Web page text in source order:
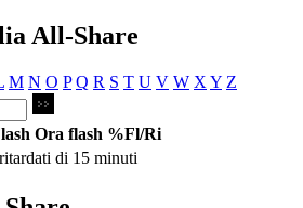
All-Share
M N O P Q R S T U V W X Y Z
Ora flash %Fl/Ri
di 15 minuti